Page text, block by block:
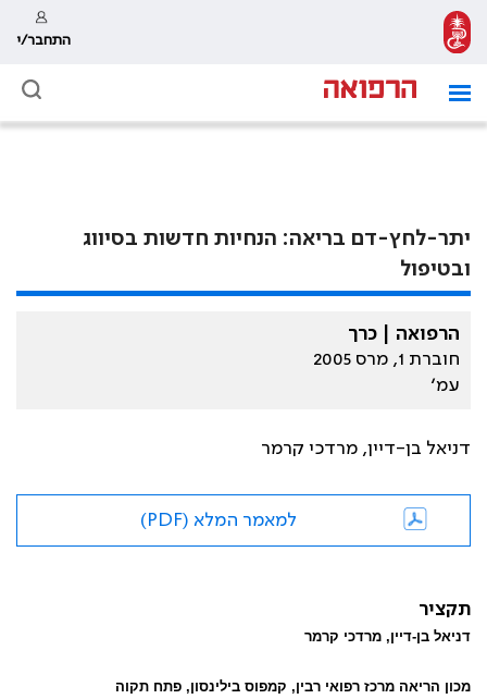
התחבר/י
יתר-לחץ-דם בריאה: הנחיות חדשות בסיווג
ובטיפול
הרפואה | כרך
חוברת 1, מרס 2005
עמ׳
דניאל בן-דיין, מרדכי קרמר
למאמר המלא (PDF)
תקציר
דניאל בן-דיין, מרדכי קרמר
מכון הריאה מרכז רפואי רבין, קמפוס בילינסון, פתח תקוה